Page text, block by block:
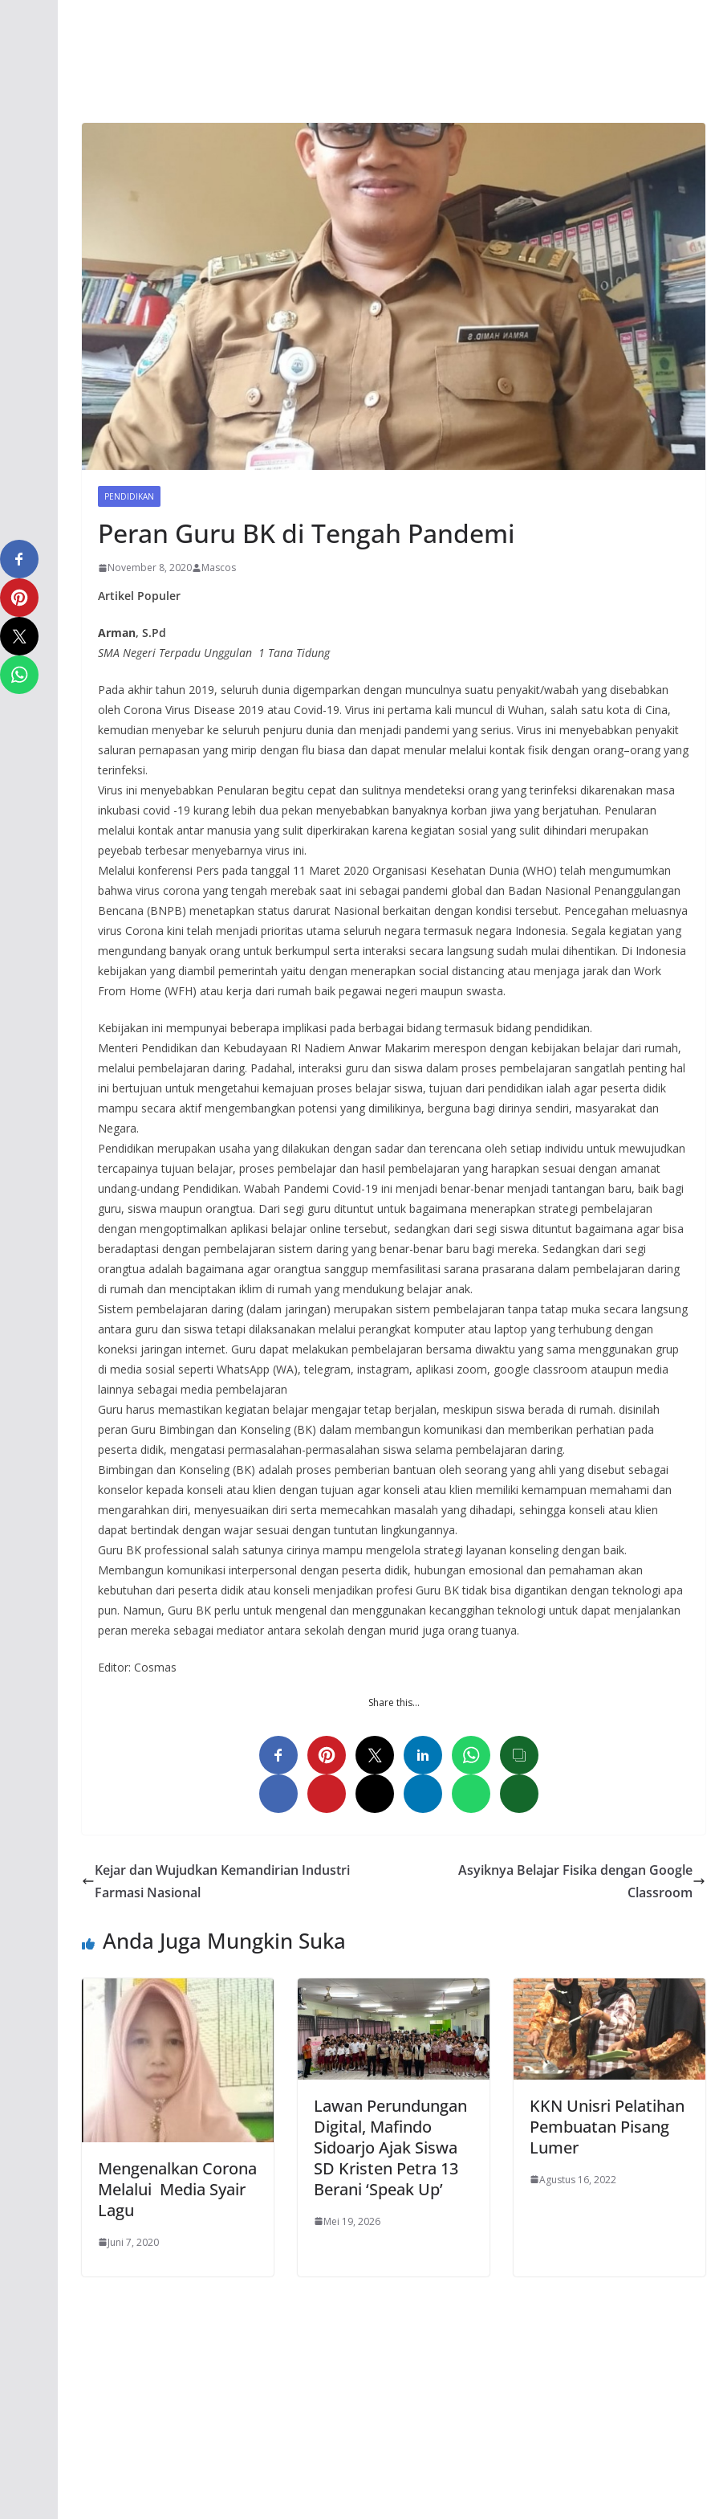
PENDIDIKAN
Peran Guru BK di Tengah Pandemi
November 8, 2020 Mascos
Artikel Populer
Arman, S.Pd
SMA Negeri Terpadu Unggulan 1 Tana Tidung
Pada akhir tahun 2019, seluruh dunia digemparkan dengan munculnya suatu penyakit/wabah yang disebabkan
oleh Corona Virus Disease 2019 atau Covid-19. Virus ini pertama kali muncul di Wuhan, salah satu kota di Cina,
kemudian menyebar ke seluruh penjuru dunia dan menjadi pandemi yang serius. Virus ini menyebabkan penyakit
saluran pernapasan yang mirip dengan flu biasa dan dapat menular melalui kontak fisik dengan orang–orang yang
terinfeksi.
Virus ini menyebabkan Penularan begitu cepat dan sulitnya mendeteksi orang yang terinfeksi dikarenakan masa
inkubasi covid -19 kurang lebih dua pekan menyebabkan banyaknya korban jiwa yang berjatuhan. Penularan
melalui kontak antar manusia yang sulit diperkirakan karena kegiatan sosial yang sulit dihindari merupakan
peyebab terbesar menyebarnya virus ini.
Melalui konferensi Pers pada tanggal 11 Maret 2020 Organisasi Kesehatan Dunia (WHO) telah mengumumkan
bahwa virus corona yang tengah merebak saat ini sebagai pandemi global dan Badan Nasional Penanggulangan
Bencana (BNPB) menetapkan status darurat Nasional berkaitan dengan kondisi tersebut. Pencegahan meluasnya
virus Corona kini telah menjadi prioritas utama seluruh negara termasuk negara Indonesia. Segala kegiatan yang
mengundang banyak orang untuk berkumpul serta interaksi secara langsung sudah mulai dihentikan. Di Indonesia
kebijakan yang diambil pemerintah yaitu dengan menerapkan social distancing atau menjaga jarak dan Work
From Home (WFH) atau kerja dari rumah baik pegawai negeri maupun swasta.
Kebijakan ini mempunyai beberapa implikasi pada berbagai bidang termasuk bidang pendidikan.
Menteri Pendidikan dan Kebudayaan RI Nadiem Anwar Makarim merespon dengan kebijakan belajar dari rumah,
melalui pembelajaran daring. Padahal, interaksi guru dan siswa dalam proses pembelajaran sangatlah penting hal
ini bertujuan untuk mengetahui kemajuan proses belajar siswa, tujuan dari pendidikan ialah agar peserta didik
mampu secara aktif mengembangkan potensi yang dimilikinya, berguna bagi dirinya sendiri, masyarakat dan
Negara.
Pendidikan merupakan usaha yang dilakukan dengan sadar dan terencana oleh setiap individu untuk mewujudkan
tercapainya tujuan belajar, proses pembelajar dan hasil pembelajaran yang harapkan sesuai dengan amanat
undang-undang Pendidikan. Wabah Pandemi Covid-19 ini menjadi benar-benar menjadi tantangan baru, baik bagi
guru, siswa maupun orangtua. Dari segi guru dituntut untuk bagaimana menerapkan strategi pembelajaran
dengan mengoptimalkan aplikasi belajar online tersebut, sedangkan dari segi siswa dituntut bagaimana agar bisa
beradaptasi dengan pembelajaran sistem daring yang benar-benar baru bagi mereka. Sedangkan dari segi
orangtua adalah bagaimana agar orangtua sanggup memfasilitasi sarana prasarana dalam pembelajaran daring
di rumah dan menciptakan iklim di rumah yang mendukung belajar anak.
Sistem pembelajaran daring (dalam jaringan) merupakan sistem pembelajaran tanpa tatap muka secara langsung
antara guru dan siswa tetapi dilaksanakan melalui perangkat komputer atau laptop yang terhubung dengan
koneksi jaringan internet. Guru dapat melakukan pembelajaran bersama diwaktu yang sama menggunakan grup
di media sosial seperti WhatsApp (WA), telegram, instagram, aplikasi zoom, google classroom ataupun media
lainnya sebagai media pembelajaran
Guru harus memastikan kegiatan belajar mengajar tetap berjalan, meskipun siswa berada di rumah. disinilah
peran Guru Bimbingan dan Konseling (BK) dalam membangun komunikasi dan memberikan perhatian pada
peserta didik, mengatasi permasalahan-permasalahan siswa selama pembelajaran daring.
Bimbingan dan Konseling (BK) adalah proses pemberian bantuan oleh seorang yang ahli yang disebut sebagai
konselor kepada konseli atau klien dengan tujuan agar konseli atau klien memiliki kemampuan memahami dan
mengarahkan diri, menyesuaikan diri serta memecahkan masalah yang dihadapi, sehingga konseli atau klien
dapat bertindak dengan wajar sesuai dengan tuntutan lingkungannya.
Guru BK professional salah satunya cirinya mampu mengelola strategi layanan konseling dengan baik.
Membangun komunikasi interpersonal dengan peserta didik, hubungan emosional dan pemahaman akan
kebutuhan dari peserta didik atau konseli menjadikan profesi Guru BK tidak bisa digantikan dengan teknologi apa
pun. Namun, Guru BK perlu untuk mengenal dan menggunakan kecanggihan teknologi untuk dapat menjalankan
peran mereka sebagai mediator antara sekolah dengan murid juga orang tuanya.
Editor: Cosmas
Share this…
Kejar dan Wujudkan Kemandirian Industri
Farmasi Nasional
Asyiknya Belajar Fisika dengan Google
Classroom
Anda Juga Mungkin Suka
Mengenalkan Corona
Melalui Media Syair
Lagu
Juni 7, 2020
Lawan Perundungan
Digital, Mafindo
Sidoarjo Ajak Siswa
SD Kristen Petra 13
Berani ‘Speak Up’
Mei 19, 2026
KKN Unisri Pelatihan
Pembuatan Pisang
Lumer
Agustus 16, 2022